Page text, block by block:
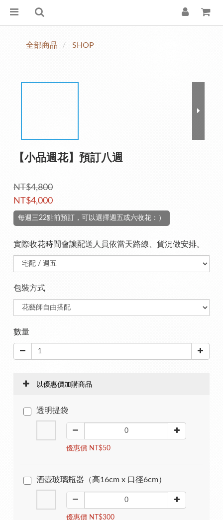
全部商品 SHOP
【小品週花】預訂八週
NT$4,800
NT$4,000
每週三22點前預訂，可以選擇週五或六收花：）
實際收花時間會讓配送人員依當天路線、貨況做安排。
包裝方式
數量
以優惠價加購商品
透明提袋
優惠價 NT$50
酒壺玻璃瓶器（高16cm x 口徑6cm）
優惠價 NT$300